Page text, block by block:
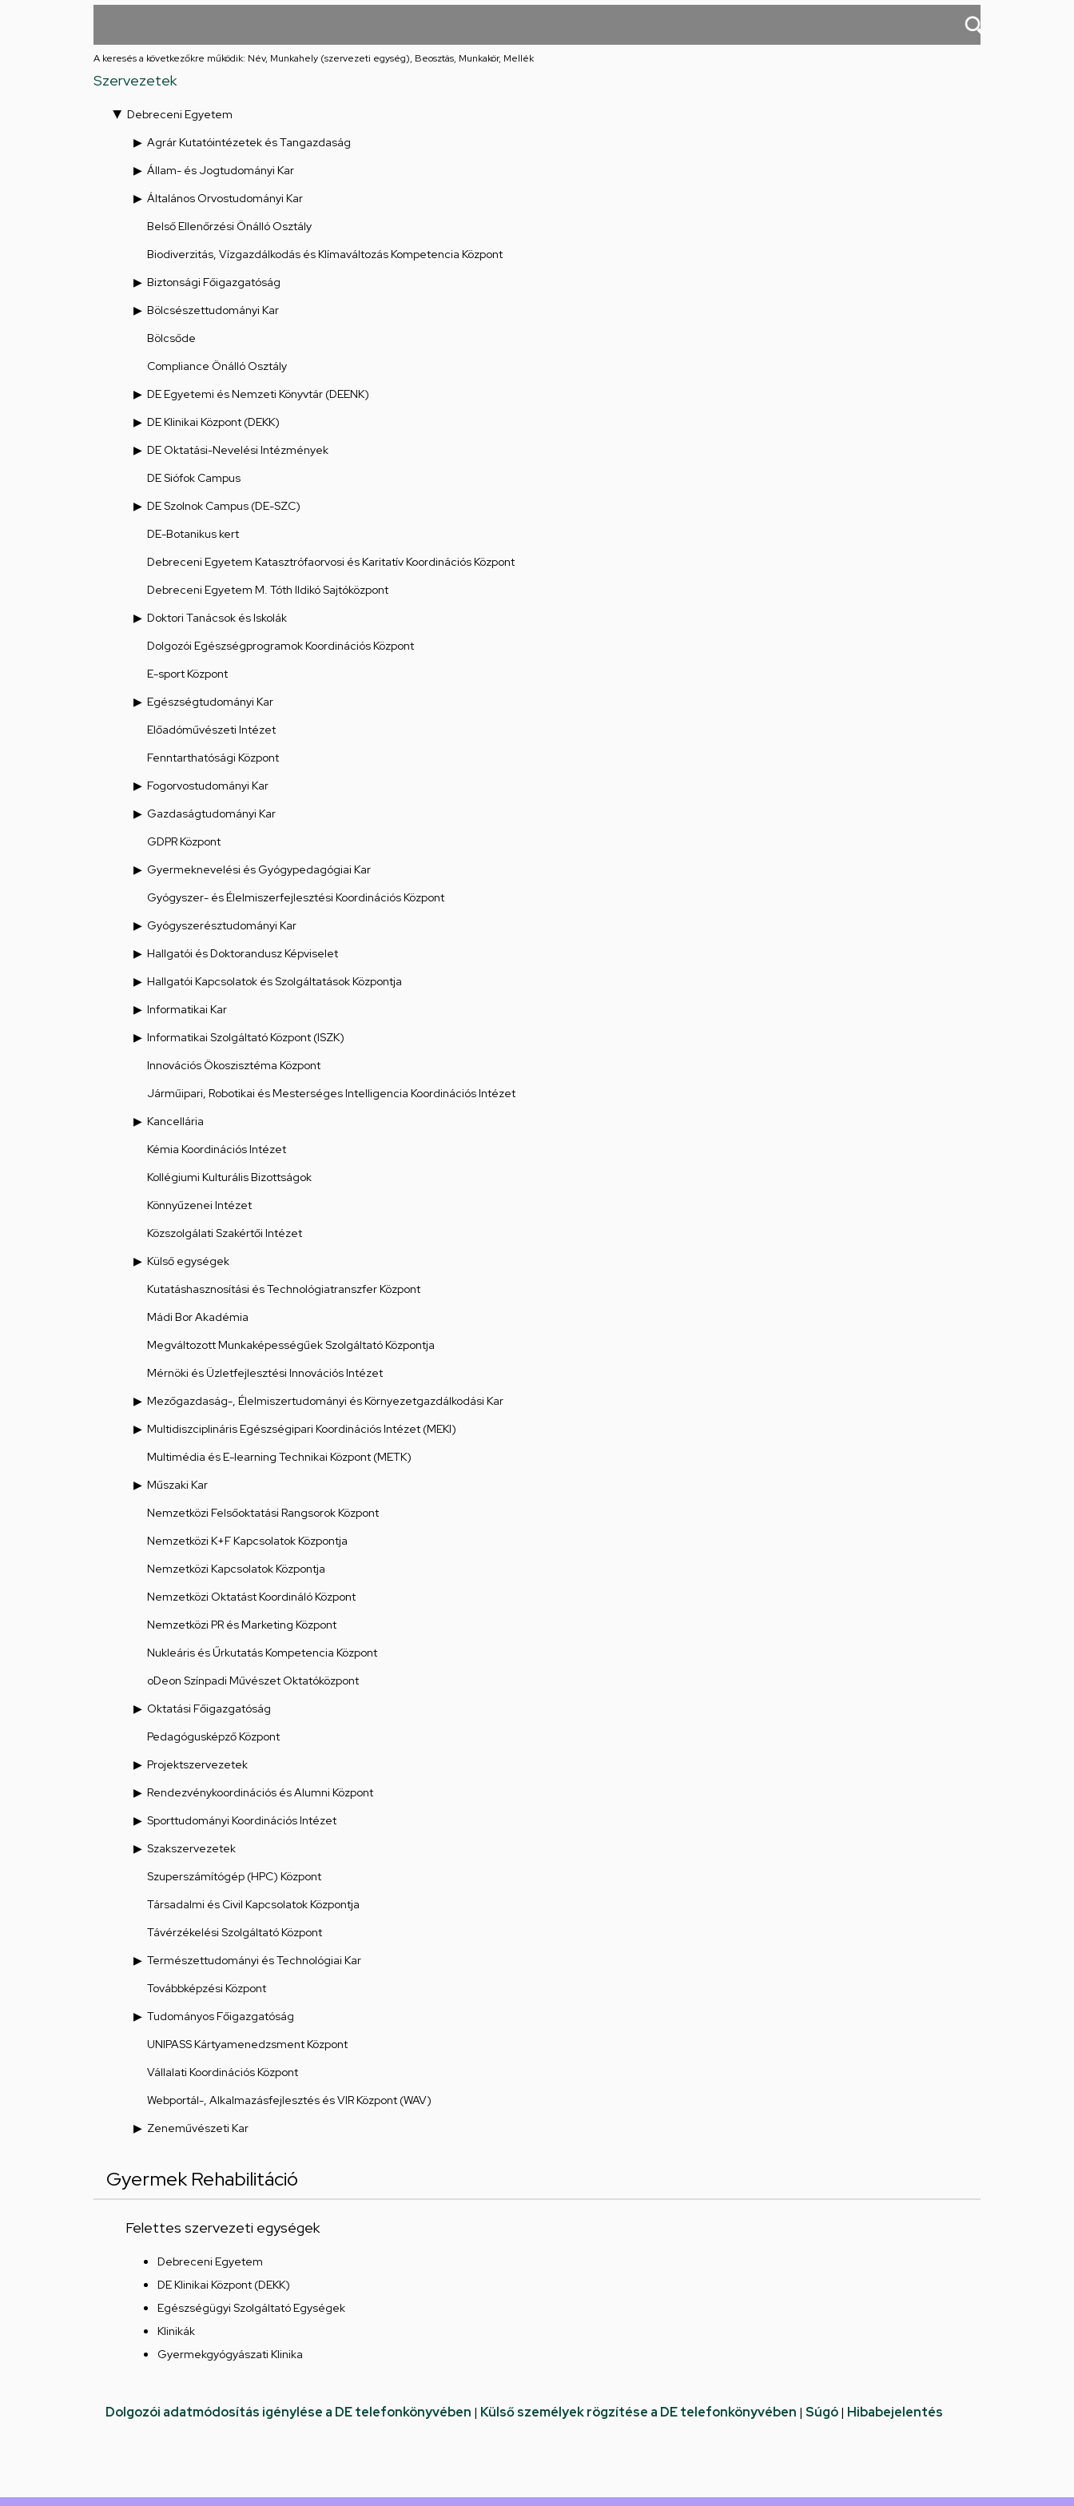
feladatellátási
A keresés a következőkre működik: Név, Munkahely (szervezeti egység), Beosztás, Munkakör, Mellék
Szervezetek
Debreceni Egyetem
Agrár Kutatóintézetek és Tangazdaság
Állam- és Jogtudományi Kar
Általános Orvostudományi Kar
Belső Ellenőrzési Önálló Osztály
Biodiverzitás, Vízgazdálkodás és Klímaváltozás Kompetencia Központ
Biztonsági Főigazgatóság
Bölcsészettudományi Kar
Bölcsőde
Compliance Önálló Osztály
DE Egyetemi és Nemzeti Könyvtár (DEENK)
DE Klinikai Központ (DEKK)
DE Oktatási-Nevelési Intézmények
DE Siófok Campus
DE Szolnok Campus (DE-SZC)
DE-Botanikus kert
Debreceni Egyetem Katasztrófaorvosi és Karitatív Koordinációs Központ
Debreceni Egyetem M. Tóth Ildikó Sajtóközpont
Doktori Tanácsok és Iskolák
Dolgozói Egészségprogramok Koordinációs Központ
E-sport Központ
Egészségtudományi Kar
Előadóművészeti Intézet
Fenntarthatósági Központ
Fogorvostudományi Kar
Gazdaságtudományi Kar
GDPR Központ
Gyermeknevelési és Gyógypedagógiai Kar
Gyógyszer- és Élelmiszerfejlesztési Koordinációs Központ
Gyógyszerésztudományi Kar
Hallgatói és Doktorandusz Képviselet
Hallgatói Kapcsolatok és Szolgáltatások Központja
Informatikai Kar
Informatikai Szolgáltató Központ (ISZK)
Innovációs Ökoszisztéma Központ
Járműipari, Robotikai és Mesterséges Intelligencia Koordinációs Intézet
Kancellária
Kémia Koordinációs Intézet
Kollégiumi Kulturális Bizottságok
Könnyűzenei Intézet
Közszolgálati Szakértői Intézet
Külső egységek
Kutatáshasznosítási és Technológiatranszfer Központ
Mádi Bor Akadémia
Megváltozott Munkaképességűek Szolgáltató Központja
Mérnöki és Üzletfejlesztési Innovációs Intézet
Mezőgazdaság-, Élelmiszertudományi és Környezetgazdálkodási Kar
Multidiszciplináris Egészségipari Koordinációs Intézet (MEKI)
Multimédia és E-learning Technikai Központ (METK)
Műszaki Kar
Nemzetközi Felsőoktatási Rangsorok Központ
Nemzetközi K+F Kapcsolatok Központja
Nemzetközi Kapcsolatok Központja
Nemzetközi Oktatást Koordináló Központ
Nemzetközi PR és Marketing Központ
Nukleáris és Űrkutatás Kompetencia Központ
oDeon Színpadi Művészet Oktatóközpont
Oktatási Főigazgatóság
Pedagógusképző Központ
Projektszervezetek
Rendezvénykoordinációs és Alumni Központ
Sporttudományi Koordinációs Intézet
Szakszervezetek
Szuperszámítógép (HPC) Központ
Társadalmi és Civil Kapcsolatok Központja
Távérzékelési Szolgáltató Központ
Természettudományi és Technológiai Kar
Továbbképzési Központ
Tudományos Főigazgatóság
UNIPASS Kártyamenedzsment Központ
Vállalati Koordinációs Központ
Webportál-, Alkalmazásfejlesztés és VIR Központ (WAV)
Zeneművészeti Kar
Gyermek Rehabilitáció
Felettes szervezeti egységek
Debreceni Egyetem
DE Klinikai Központ (DEKK)
Egészségügyi Szolgáltató Egységek
Klinikák
Gyermekgyógyászati Klinika
Dolgozói adatmódosítás igénylése a DE telefonkönyvében | Külső személyek rögzítése a DE telefonkönyvében | Súgó| Hibabejelentés